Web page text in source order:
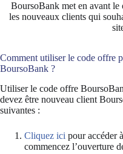
BoursoBank met en avant
les nouveaux clients qui
Comment utiliser le code offre
BoursoBank ?
Utiliser le code offre
devez être nouveau client
suivantes :
Cliquez ici pour accéder
commencez l’ouverture